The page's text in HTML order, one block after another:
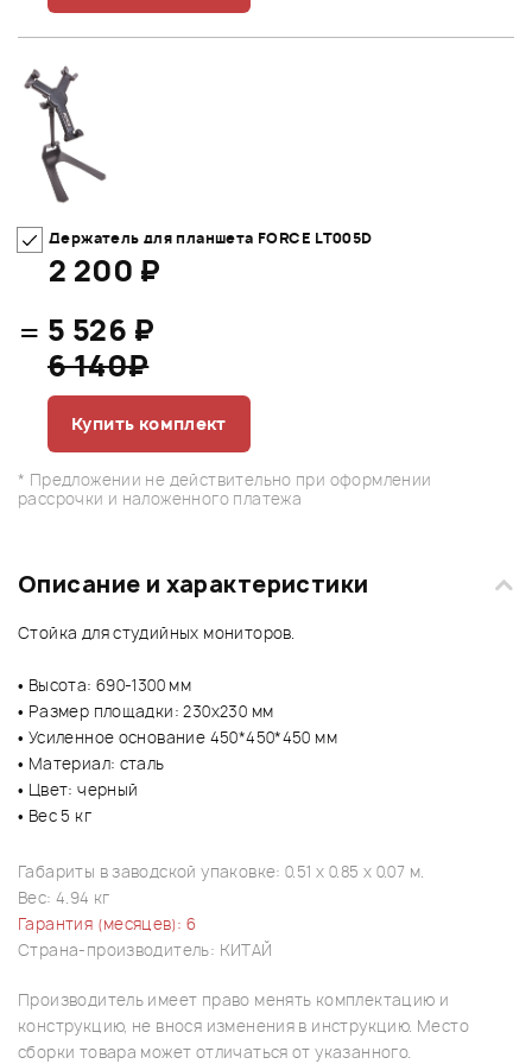
Держатель для планшета FORCE LT005D
2 200 ₽
= 5 526 ₽
6 140₽
Купить комплект
* Предложении не действительно при оформлении
рассрочки и наложенного платежа
Описание и характеристики
Стойка для студийных мониторов.
• Высота: 690-1300 мм
• Размер площадки: 230x230 мм
• Усиленное основание 450*450*450 мм
• Материал: сталь
• Цвет: черный
• Вес 5 кг
Габариты в заводской упаковке: 0.51 x 0.85 x 0.07 м.
Вес: 4.94 кг
Гарантия (месяцев): 6
Страна-производитель: КИТАЙ
Производитель имеет право менять комплектацию и
конструкцию, не внося изменения в инструкцию. Место
сборки товара может отличаться от указанного.